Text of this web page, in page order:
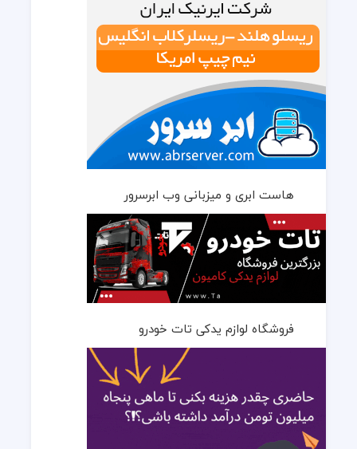
هاست ابری و میزبانی وب ابرسرور
فروشگاه لوازم یدکی تات خودرو